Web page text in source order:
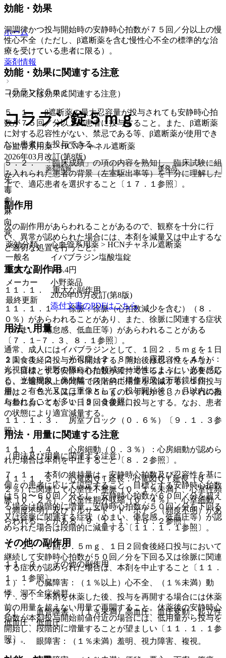
効能・効果
洞調律かつ投与開始時の安静時心拍数が７５回／分以上の慢
性心不全（ただし、β遮断薬を含む慢性心不全の標準的な治
療を受けている患者に限る）。
効能・効果に関連する注意
（効能又は効果に関連する注意）
５．１． β遮断薬の最大忍容量が投与されても安静時心拍
数が７５回／分以上の患者に投与すること。また、β遮断薬
に対する忍容性がない、禁忌である等、β遮断薬が使用でき
ない患者にも投与できる。
５．２． 「臨床成績」の項の内容を熟知し、臨床試験に組
み入れられた患者の背景（左室駆出率等）を十分に理解した
上で、適応患者を選択すること〔１７．１参照〕。
副作用
次の副作用があらわれることがあるので、観察を十分に行
い、異常が認められた場合には、本剤を減量又は中止するな
ど適切な処置を行うこと。
重大な副作用
１１．１． 重大な副作用
１１．１．１． 徐脈：徐脈（心拍数減少を含む）（８．
０％）があらわれることがあり、また、徐脈に関連する症状
（めまい、倦怠感、低血圧等）があらわれることがある
〔７．１−７．３、８．１参照〕。
１１．１．２． 光視症（２．８％）、霧視（０．４％）：
光視症は、視野の限られた領域で一過性にまぶしい光を感じ
る、光輪現象、像分離（ストロボ様作用又は万華鏡様作
用）、有色光又は二重像として、投与開始後３ヵ月以内にあ
らわれることが多い〔８．３参照〕。
１１．１．３． 房室ブロック（０．６％）〔９．１．３参
照〕。
１１．１．４． 心房細動（０．３％）：心房細動が認めら
れた場合は本剤を中止すること〔８．２参照〕。
１１．１．５． 心電図ＱＴ延長：心電図ＱＴ延長（０．
２％）に関連して心室性不整脈（０．１％未満）、心室性頻
脈（０．２％）、心室性期外収縮（０．４％）、心室細動
（頻度不明）及びトルサード・ド・ポアン（頻度不明）があ
らわれることがある〔９．１．１、１０．２参照〕。
その他の副作用
１１．２． その他の副作用
１）． 心臓障害：（１％以上）心不全、（１％未満）動
悸、洞不全症候群。
２）． 血管障害：（１％未満）高血圧、血圧変動、起立性
低血圧、低血圧。
３）． 眼障害：（１％未満）羞明、視力障害、複視。
ホーム
薬剤情報
コララン錠５ｍｇ
コララン錠５ｍｇ
心血管系用薬 > HCNチャネル遮断薬
2026年03月改訂(第8版)
薬剤情報 後発品
先
毒
劇
麻
向
覚
薬効分類
心血管系用薬 > HCNチャネル遮断薬
一般名
イバブラジン塩酸塩錠
薬価
145.4円
メーカー
小野薬品
最終更新
2026年03月改訂(第8版)
添付文書のPDFはこちら
用法・用量
通常、成人にはイバブラジンとして、１回２．５ｍｇを１日
２回食後経口投与から開始する。開始後は忍容性をみなが
ら、目標とする安静時心拍数が維持できるように、必要に応
じ、２週間以上の間隔で段階的に用量を増減する。１回投与
量は２．５、５又は７．５ｍｇのいずれかとし、いずれの投
与量においても、１日２回食後経口投与とする。なお、患者
の状態により適宜減量する。
用法・用量に関連する注意
（用法及び用量に関連する注意）
７．１． 本剤の維持量は、安静時心拍数及び忍容性を基に
個々の患者に応じて設定すること。目標とする安静時心拍数
は５０〜６０回／分とし、安静時心拍数が６０回／分を超え
る場合は段階的に増量、安静時心拍数が５０回／分を下回る
又は徐脈に関連する症状（めまい、倦怠感、低血圧等）が認
められた場合は段階的に減量する〔１１．１．１参照〕。
７．２． １回２．５ｍｇ、１日２回食後経口投与において
継続して安静時心拍数が５０回／分を下回る又は徐脈に関連
する症状が認められた場合は、本剤を中止すること〔１１．
１．１参照〕。
７．３． 本剤を休薬した後、投与を再開する場合には休薬
前の用量を超えない用量で再開すること。休薬後の安静時心
拍数が本剤投与開始前値付近の場合には、低用量から投与を
開始し、段階的に増量することが望ましい〔１１．１．１参
照〕。